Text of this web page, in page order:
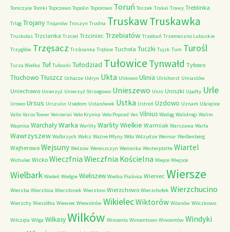
Tomczyce Tomki Topczewo Topolin Toporowo Toruń Toszek Trakai Trawy Treblinka
Trląg Trojany Trojanów Troszyn Trudna TruskawTruskawka
Truskolas Trzcianka Trzciel Trzciniec Trzebiatów Trzebuń Trzemeszno Lubuskie
Trzygłów Trzęsacz Trzścianka Trębice Tuchola Tuczki Tujsk Tum Turośl
Turza Wielka Tuł Tuławki Tułodziad Tułowice Tynwałd Tyłowo
Tłuchowo Tłuszcz Uchacze Udryn Ukta Ulikowo Ulinia Ulrichorst Umiastów
Uniechowo Unierzyż Unierzyż Strzegowo Unieszewo Unin Uniszki Upałty Urle
Urowo Ursus Urszulin Usedom Ustanówek Ustka Ustroń Uzdowo Uznam Uścięcice
Vallo Varso Tower Veivieriai Velo Krynica Velo Poprad Ves Vilnius Wadąg Walidrogi Walim
Wapnica WarchałyWarka Warlity Warlity Wielkie Warmiak Warszawa Warta
Wawrzyszew Wałbrzych Wałcz Ważne Młyny Wda Wdzydze Weimar Weißenberg
Wejherowo Wejsuny Welzow Wereszczyn Weronika Westerplatte Wiartel
Wichulec Wicko Wieczfnia Wieczfnia Kościelna Wiejce Wiejsce
Wielbark Wieleń Wielgie Wieliszew Wielka Piaśnica Wieniec Wiersze
Wierzba Wierzbica Wierzbinek Wierzbno Wierzchowo Wierzchołek Wierzchucino
Wierzchy Wiesiółka Wiewiec Wiewiórów WikielecWiktorów Wilanów Wilczkowo
Wilczęta Wilga WilkasyWilków Wincenta Wincentowo Wincentów Windyki